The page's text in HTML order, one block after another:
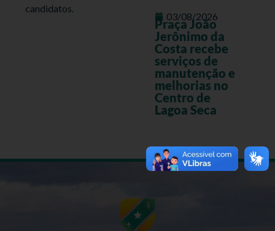
candidatos.
03/08/2026
Praça João
Jerônimo da
Costa recebe
serviços de
manutenção e
melhorias no
Centro de
Lagoa Seca